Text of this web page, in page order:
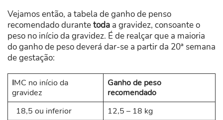
Vejamos então, a tabela de ganho de penso
recomendado durantetoda a gravidez, consoante o
peso no início da gravidez. É de realçar que a maioria
do ganho de peso deverá dar-se a partir da 20ª semana
de gestação:
IMC no início da
gravidez
Ganho de peso
recomendado
18,5 ou inferior
12,5 – 18 kg